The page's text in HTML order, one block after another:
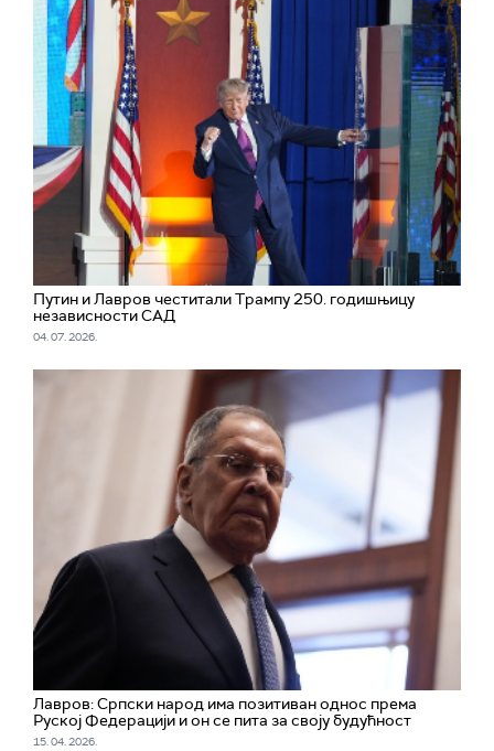
Путин и Лавров честитали Трампу 250. годишњицу
независности САД
04. 07. 2026.
Лавров: Српски народ има позитиван однос према
Руској Федерацији и он се пита за своју будућност
15. 04. 2026.